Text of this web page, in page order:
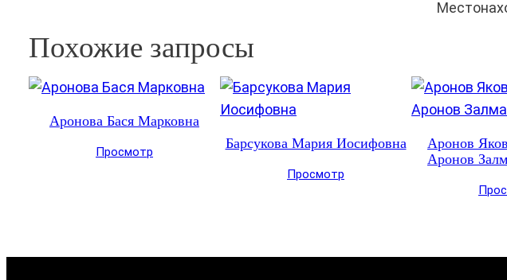
Похожие запросы
Аронова Бася Марковна
Просмотр
Барсукова Мария Иосифовна
Просмотр
Аронов
Аронов